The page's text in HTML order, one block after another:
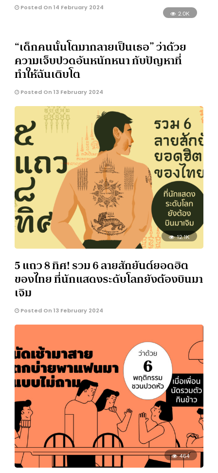
Posted On 14 February 2024
2.0K
“เด็กคนนั้นโตมากลายเป็นเธอ” ว่าด้วย
ความเจ็บปวดอันหนักหนา กับปัญหาที่
ทำให้ฉันเติบโต
Posted On 13 February 2024
12.1K
5 แถว 8 ทิศ! รวม 6 ลายสักยันต์ยอดฮิต
ของไทย ที่นักแสดงระดับโลกยังต้องบินมา
เจิม
Posted On 13 February 2024
464